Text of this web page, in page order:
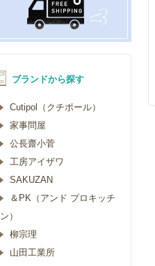
ブランドから探す
Cutipol（クチポール）
家事問屋
公長齋小菅
工房アイザワ
SAKUZAN
＆PK（アンド プロキッチ
ン）
柳宗理
山田工業所